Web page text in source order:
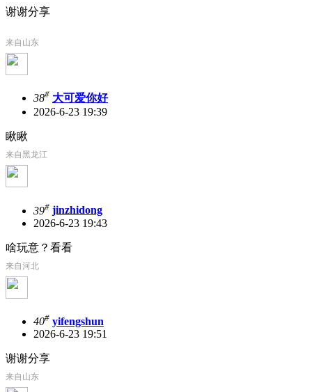
谢谢分享
来自山东
38# 大可爱你好
2026-6-23 19:39
瞅瞅
来自黑龙江
39# jinzhidong
2026-6-23 19:43
啥玩意？看看
来自河北
40# yifengshun
2026-6-23 19:51
谢谢分享
来自山东